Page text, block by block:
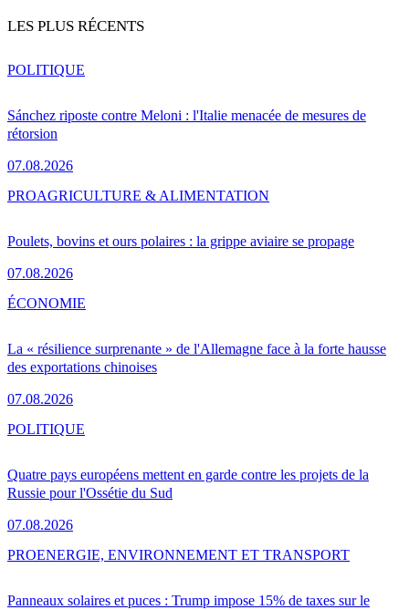
LES PLUS RÉCENTS
Sánchez riposte contre Meloni : l'Italie menacée de mesures de
rétorsion
07.08.2026
POLITIQUE
Poulets, bovins et ours polaires : la grippe aviaire se propage
07.08.2026
PROAGRICULTURE & ALIMENTATION
La « résilience surprenante » de l'Allemagne face à la forte hausse
des exportations chinoises
07.08.2026
ÉCONOMIE
Quatre pays européens mettent en garde contre les projets de la
Russie pour l'Ossétie du Sud
07.08.2026
POLITIQUE
Panneaux solaires et puces : Trump impose 15% de taxes sur le
PROENERGIE, ENVIRONNEMENT ET TRANSPORT